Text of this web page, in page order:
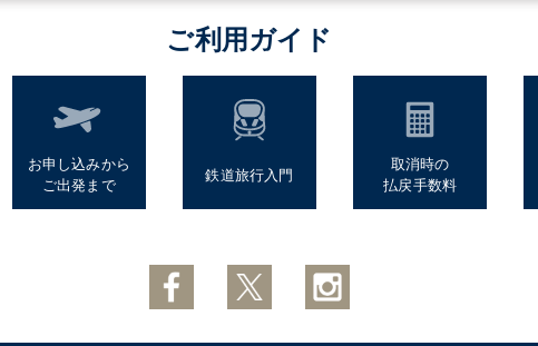
ご利用ガイド
お申し込みから
ご出発まで
鉄道旅行入門
取消時の
払戻手数料